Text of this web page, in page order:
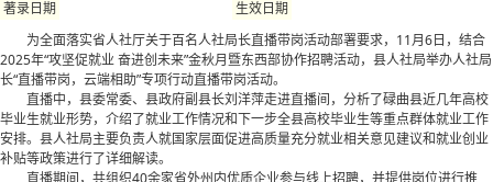
著录日期
生效日期
为全面落实省人社厅关于百名人社局长直播带岗活动部署要求，11月6日，结合
2025年“攻坚促就业 奋进创未来”金秋月暨东西部协作招聘活动，县人社局举办人社局
长“直播带岗，云端相助”专项行动直播带岗活动。
直播中，县委常委、县政府副县长刘洋萍走进直播间，分析了碌曲县近几年高校
毕业生就业形势，介绍了就业工作情况和下一步全县高校毕业生等重点群体就业工作
安排。县人社局主要负责人就国家层面促进高质量充分就业相关意见建议和就业创业
补贴等政策进行了详细解读。